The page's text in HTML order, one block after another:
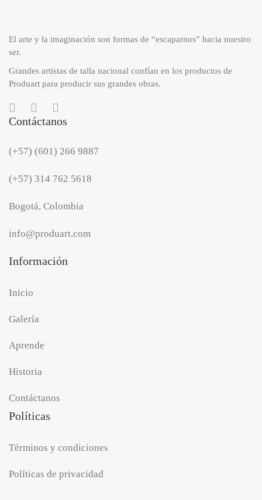
El arte y la imaginación son formas de “escaparnos” hacia nuestro
ser.
Grandes artistas de talla nacional confían en los productos de
Produart para producir sus grandes obras.
Contáctanos
(+57) (601) 266 9887
(+57) 314 762 5618
Bogotá, Colombia
info@produart.com
Información
Inicio
Galería
Aprende
Historia
Contáctanos
Políticas
Términos y condiciones
Políticas de privacidad